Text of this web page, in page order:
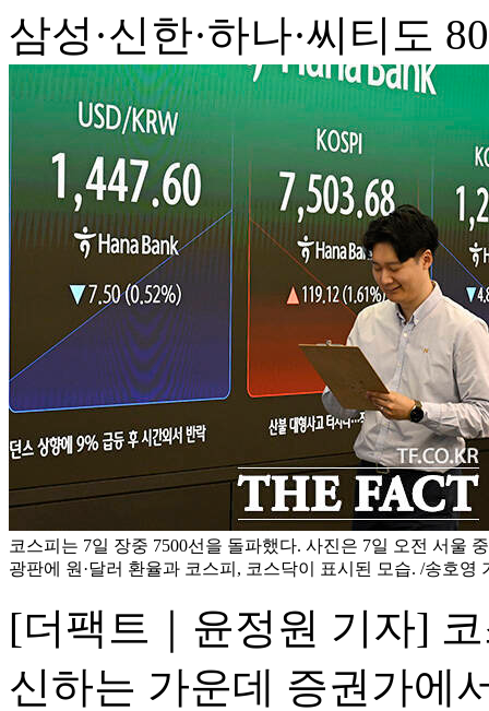
삼성·신한·하나·씨티도
코스피는 7일 장중 7500선을 돌파했다. 사진은 7일 오전 서울
광판에 원·달러 환율과 코스피, 코스닥이 표시된 모습. /송호영
[더팩트｜윤정원 기자]
신하는 가운데 증권가에